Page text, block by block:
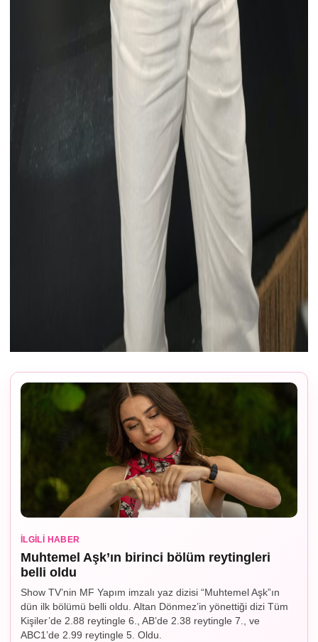
İLGILI HABER
Muhtemel Aşk’ın birinci bölüm reytingleri
belli oldu
Show TV’nin MF Yapım imzalı yaz dizisi “Muhtemel Aşk”ın
dün ilk bölümü belli oldu. Altan Dönmez’in yönettiği dizi Tüm
Kişiler’de 2.88 reytingle 6., AB’de 2.38 reytingle 7., ve
ABC1’de 2.99 reytingle 5. Oldu.